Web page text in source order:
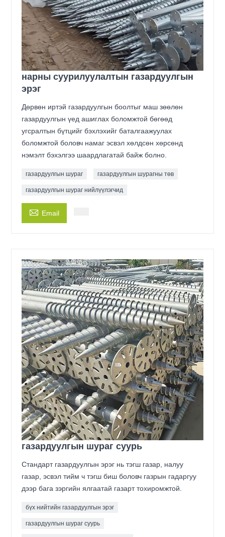
нарны суурилуулалтын газардуулгын
эрэг
Дөрвөн иртэй газардуулгын боолтыг маш зөөлөн
газардуулгын үед ашиглах боломжтой бөгөөд
угсралтын бүтцийг бэхлэхийг баталгаажуулах
боломжтой боловч намаг эсвэл хөлдсөн хөрсөнд
нэмэлт бэхэлгээ шаардлагатай байж болно.
газардуулгын шураг газардуулгын шурагны төв
газардуулгын шураг нийлүүлэгчид
 Email
газардуулгын шураг суурь
Стандарт газардуулгын эрэг нь тэгш газар, налуу
газар, эсвэл тийм ч тэгш биш боловч газрын гадаргуу
дээр бага зэргийн ялгаатай газарт тохиромжтой.
бүх нийтийн газардуулгын эрэг
газардуулгын шураг суурь